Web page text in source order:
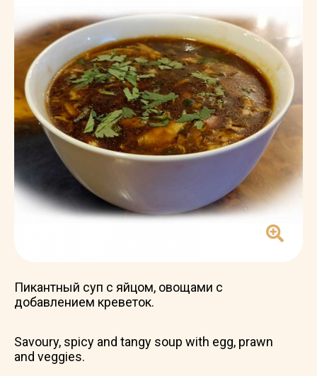
Пикантный суп с яйцом, овощами с
добавлением креветок.
Savoury, spicy and tangy soup with egg, prawn
and veggies.